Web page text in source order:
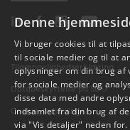
Tilgængelighedserklæring
Databeskyttelse på SDU
Cookie-indstillinger
Denne
Vi bruger cookies til at
til sociale medier og til at
oplysninger om din brug af
for sociale medier og
disse data med andre
indsamlet fra din brug af
via "Vis detaljer" neden for.